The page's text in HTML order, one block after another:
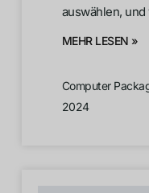
auswählen,
MEHR LESEN »
Computer
2024